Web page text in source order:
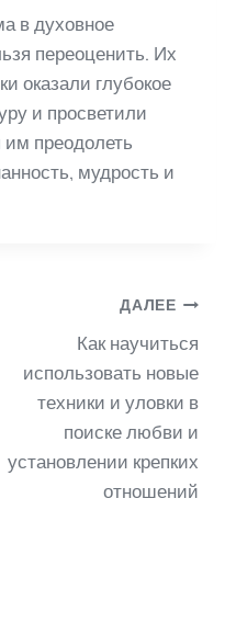
в духовное
переоценить. Их
оказали глубокое
и просветили
преодолеть
мудрость и
ДАЛЕЕ
Как научиться
использовать новые
техники и уловки в
поиске любви и
установлении крепких
отношений